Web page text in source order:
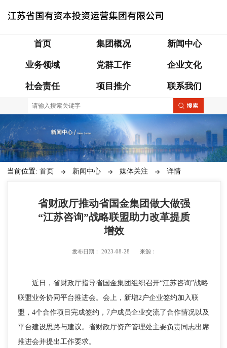
首页 集团概况 新闻中心
业务领域 党群工作 企业文化
社会责任 项目推介 联系我们
当前位置: 首页 新闻中心 媒体关注 详情
省财政厅推动省国金集团做大做强
“江苏咨询”战略联盟助力改革提质
增效
发布日期： 2023-08-28 来源：
近日，省财政厅指导省国金集团组织召开“江苏咨询”战略
联盟业务协同平台推进会。会上，新增2户企业签约加入联
盟，4个合作项目完成签约，7户成员企业交流了合作情况以及
平台建设思路与建议。省财政厅资产管理处主要负责同志出席
推进会并提出工作要求。